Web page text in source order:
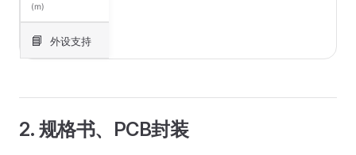
(m)
📘 外设支持
2. 规格书、PCB封装